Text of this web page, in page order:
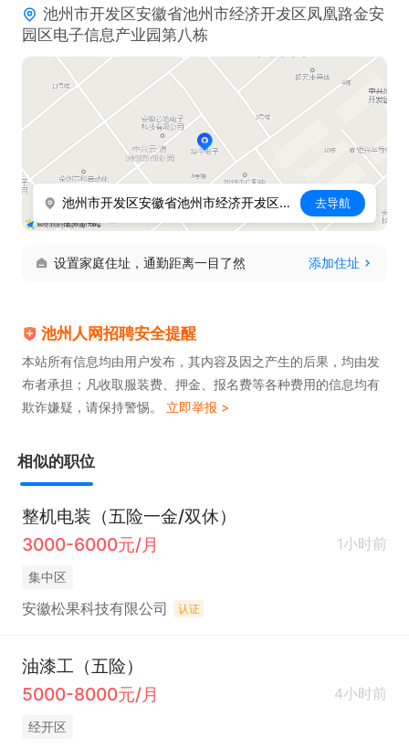
熟练运用质量工具；
6、熟悉异常处理、处理异常及时，分析手法技巧；
7、具备一定的沟通管理技能及突发事件处理能力，
做事主动积极，分析判断能力强；
8、具有较强的英语读写能力。
池州市开发区安徽省池州市经济开犮区凤凰路金安
园区电子信息产业园第八栋
池州市开发区安徽省池州市经济开犮区凤凰路金安园区电子信息产业园第八栋 去导航
设置家庭住址，通勤距离一目了然 添加住址
池州人网招聘安全提醒
本站所有信息均由用户发布，其内容及因之产生的后果，均由发
布者承担；凡收取服装费、押金、报名费等各种费用的信息均有
欺诈嫌疑，请保持警惕。 立即举报 >
相似的职位
整机电装（五险一金/双休）
3000-6000元/月
1小时前
集中区
安徽松果科技有限公司 认证
油漆工（五险）
5000-8000元/月
4小时前
经开区